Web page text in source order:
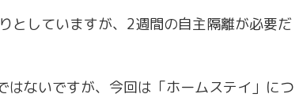
としていますが、2週間の自主隔離が必要だ
ないですが、今回は「ホームステイ」につ